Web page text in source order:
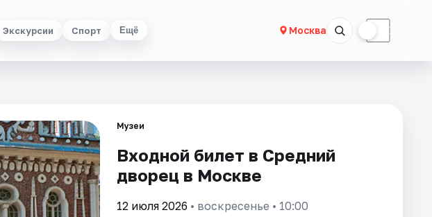
Экскурсии Спорт Ещё Москва ☾
Музеи
Входной билет в Средний
дворец в Москве
12 июля 2026 • воскресенье • 10:00